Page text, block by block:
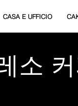
CASA E UFFICIO
소